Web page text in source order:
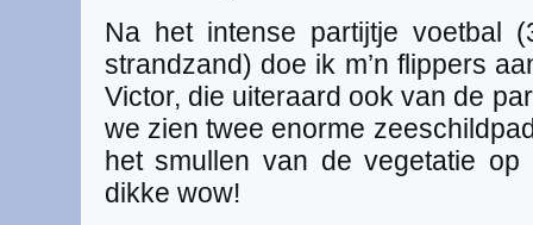
Na het intense partijtje voetbal
strandzand) doe ik m’n flippers
Victor, die uiteraard ook van de
we zien twee enorme
het smullen van de vegetatie
dikke wow!